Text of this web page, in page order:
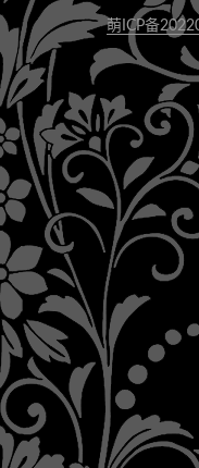
萌ICP备